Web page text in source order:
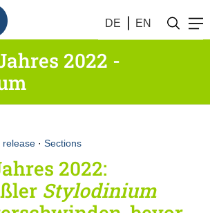
DE EN
2022 -
release · Sections
2022:
Stylodinium